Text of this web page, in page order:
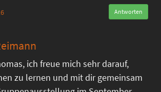
Antworten
ich freue mich sehr darauf,
zu lernen und mit dir gemeinsam